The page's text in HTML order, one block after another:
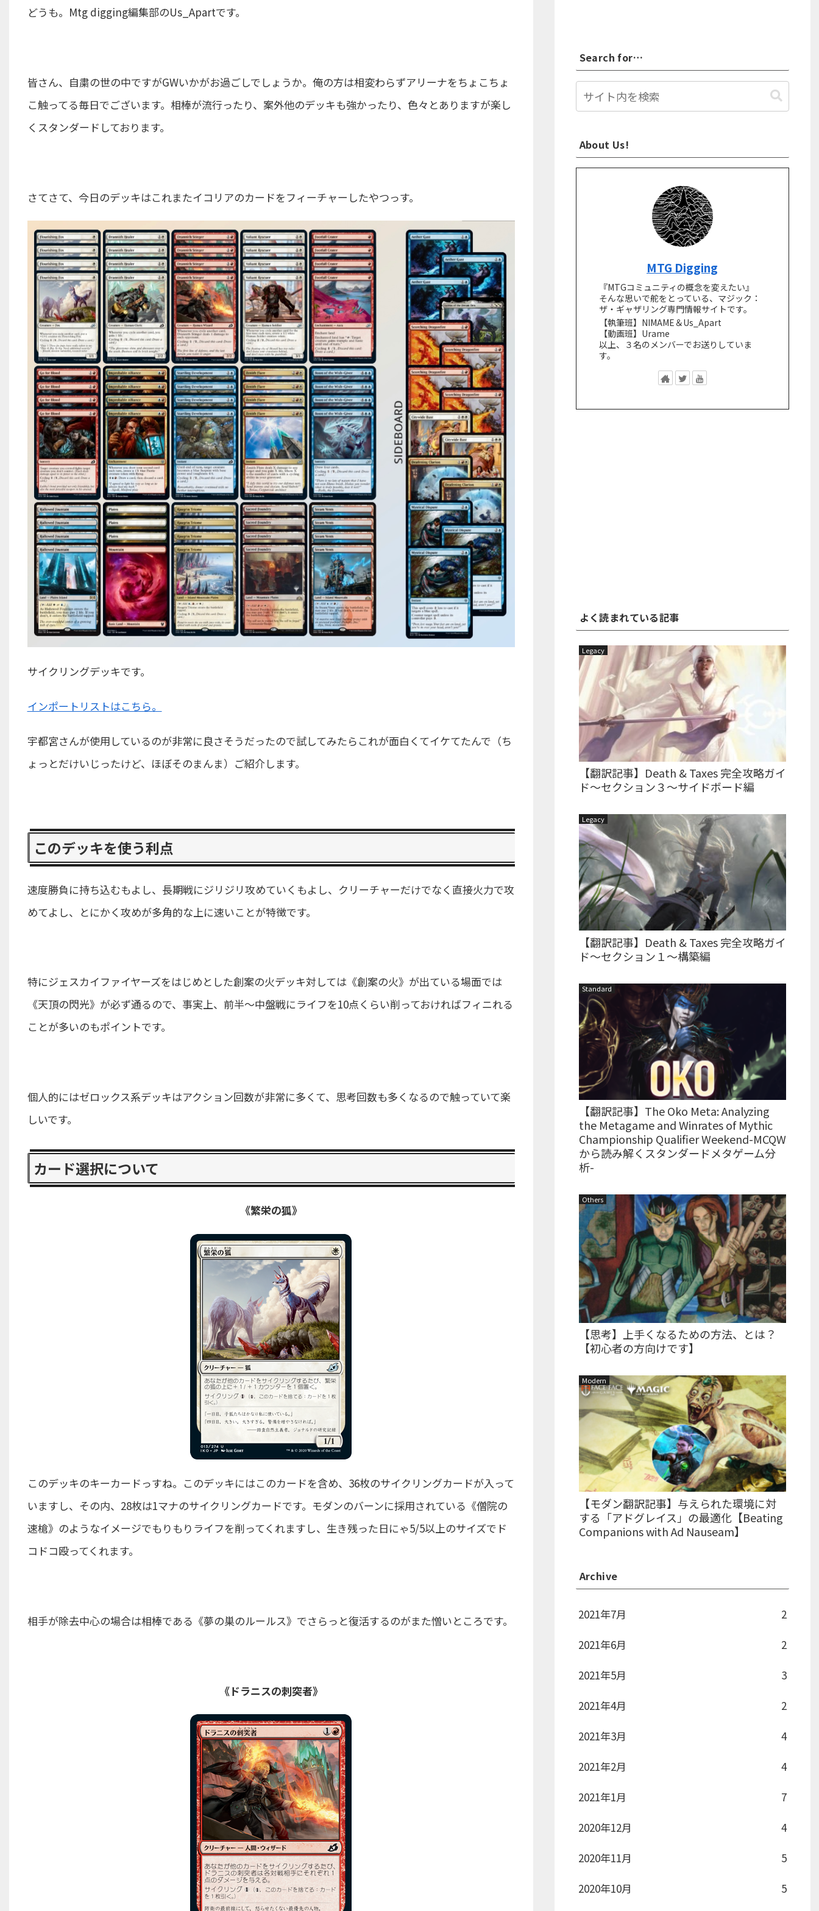
どうも。Mtg digging編集部のUs_Apartです。
皆さん、自粛の世の中ですがGWいかがお過ごしでしょうか。俺の方は相変わらずアリーナをちょこちょ
こ触ってる毎日でございます。相棒が流行ったり、案外他のデッキも強かったり、色々とありますが楽し
くスタンダードしております。
さてさて、今日のデッキはこれまたイコリアのカードをフィーチャーしたやつっす。
サイクリングデッキです。
インポートリストはこちら。
宇都宮さんが使用しているのが非常に良さそうだったので試してみたらこれが面白くてイケてたんで（ち
ょっとだけいじったけど、ほぼそのまんま）ご紹介します。
このデッキを使う利点
速度勝負に持ち込むもよし、長期戦にジリジリ攻めていくもよし、クリーチャーだけでなく直接火力で攻
めてよし、とにかく攻めが多角的な上に速いことが特徴です。
特にジェスカイファイヤーズをはじめとした創案の火デッキ対しては《創案の火》が出ている場面では
《天頂の閃光》が必ず通るので、事実上、前半〜中盤戦にライフを10点くらい削っておければフィニれる
ことが多いのもポイントです。
個人的にはゼロックス系デッキはアクション回数が非常に多くて、思考回数も多くなるので触っていて楽
しいです。
カード選択について
《繁栄の狐》
このデッキのキーカードっすね。このデッキにはこのカードを含め、36枚のサイクリングカードが入って
いますし、その内、28枚は1マナのサイクリングカードです。モダンのバーンに採用されている《僧院の
速槍》のようなイメージでもりもりライフを削ってくれますし、生き残った日にゃ5/5以上のサイズでド
コドコ殴ってくれます。
相手が除去中心の場合は相棒である《夢の巣のルールス》でさらっと復活するのがまた憎いところです。
《ドラニスの刺突者》
Search for…
About Us!
MTG Digging
『MTGコミュニティの概念を変えたい』
そんな思いで舵をとっている、マジック：
ザ・ギャザリング専門情報サイトです。
【執筆班】NIMAME＆Us_Apart
【動画班】Urame
以上、３名のメンバーでお送りしていま
す。
よく読まれている記事
Legacy
【翻訳記事】Death & Taxes 完全攻略ガイ
ド～セクション３～サイドボード編
Legacy
【翻訳記事】Death & Taxes 完全攻略ガイ
ド～セクション１～構築編
Standard
【翻訳記事】The Oko Meta: Analyzing
the Metagame and Winrates of Mythic
Championship Qualifier Weekend-MCQW
から読み解くスタンダードメタゲーム分
析-
Others
【思考】上手くなるための方法、とは？
【初心者の方向けです】
Modern
【モダン翻訳記事】与えられた環境に対
する「アドグレイス」の最適化【Beating
Companions with Ad Nauseam】
Archive
2021年7月
2
2021年6月
2
2021年5月
3
2021年4月
2
2021年3月
4
2021年2月
4
2021年1月
7
2020年12月
4
2020年11月
5
2020年10月
5